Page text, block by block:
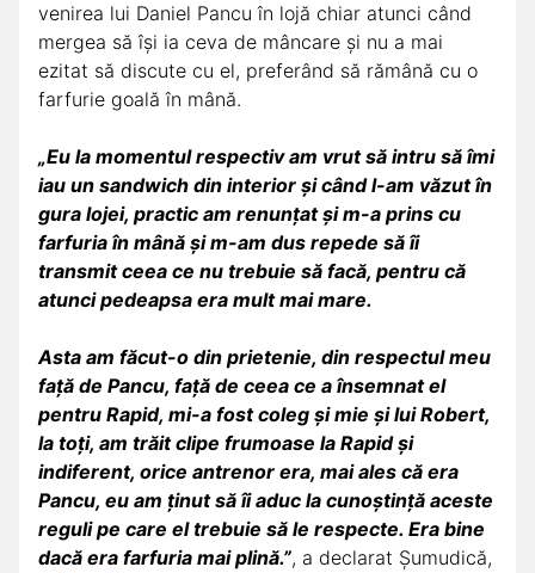
venirea lui Daniel Pancu în lojă chiar atunci când
mergea să își ia ceva de mâncare și nu a mai
ezitat să discute cu el, preferând să rămână cu o
farfurie goală în mână.
„Eu la momentul respectiv am vrut să intru să îmi
iau un sandwich din interior și când l-am văzut în
gura lojei, practic am renunțat și m-a prins cu
farfuria în mână și m-am dus repede să îi
transmit ceea ce nu trebuie să facă, pentru că
atunci pedeapsa era mult mai mare.
Asta am făcut-o din prietenie, din respectul meu
față de Pancu, față de ceea ce a însemnat el
pentru Rapid, mi-a fost coleg și mie și lui Robert,
la toți, am trăit clipe frumoase la Rapid și
indiferent, orice antrenor era, mai ales că era
Pancu, eu am ținut să îi aduc la cunoștință aceste
reguli pe care el trebuie să le respecte. Era bine
dacă era farfuria mai plină.”, a declarat Șumudică,